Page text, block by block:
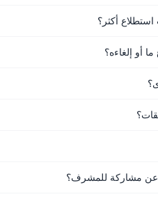
أكثر؟
أو إلغاءه؟
عن مشاركة للمشرف؟